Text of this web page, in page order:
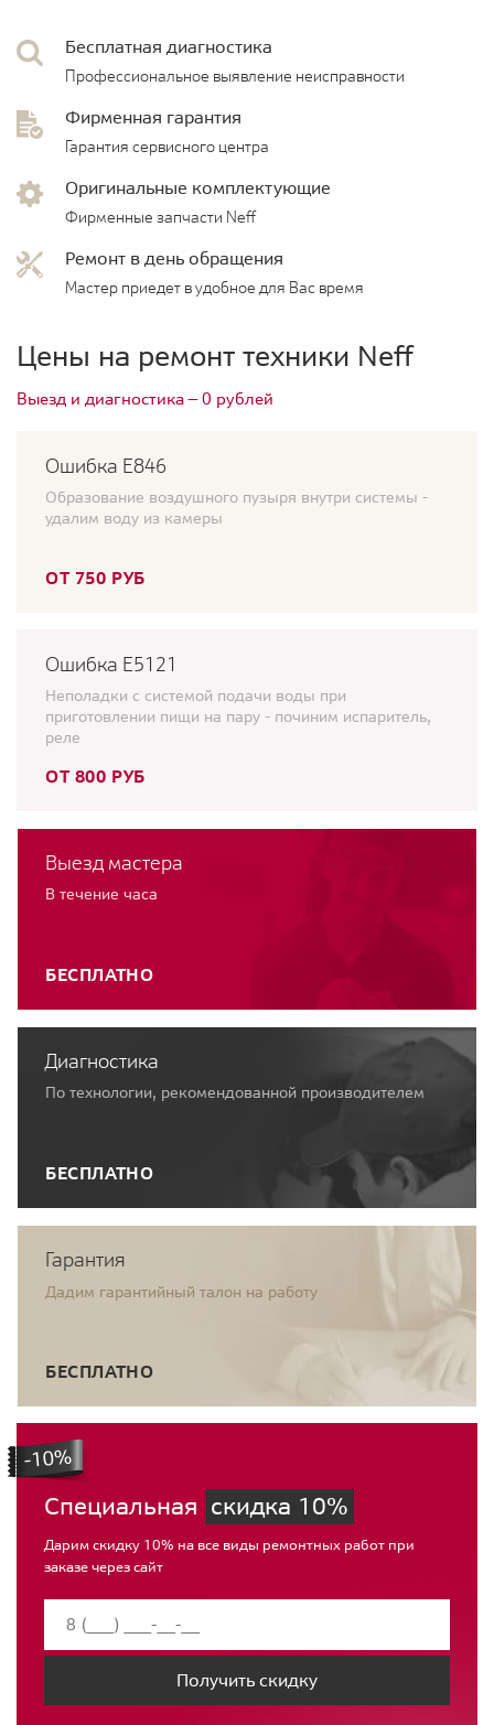
Бесплатная диагностика
Профессиональное выявление неисправности
Фирменная гарантия
Гарантия сервисного центра
Оригинальные комплектующие
Фирменные запчасти Neff
Ремонт в день обращения
Мастер приедет в удобное для Вас время
Цены на ремонт техники Neff
Выезд и диагностика — 0 рублей
Ошибка Е846
Образование воздушного пузыря внутри системы -
удалим воду из камеры
ОТ 750 РУБ
Ошибка E5121
Неполадки с системой подачи воды при
приготовлении пищи на пару - починим испаритель,
реле
ОТ 800 РУБ
Выезд мастера
В течение часа
БЕСПЛАТНО
Диагностика
По технологии, рекомендованной производителем
БЕСПЛАТНО
Гарантия
Дадим гарантийный талон на работу
БЕСПЛАТНО
Специальная скидка 10%
Дарим скидку 10% на все виды ремонтных работ при
заказе через сайт
Получить скидку